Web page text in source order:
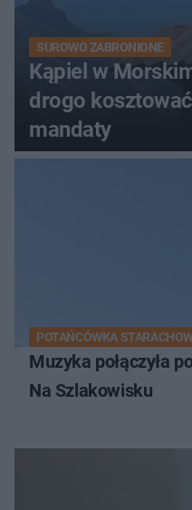
SUROWO ZABRONIONE
Kąpiel w
drogo
mandaty
POTAŃCÓWKA
Muzyka połączyła
Na Szlakowisku